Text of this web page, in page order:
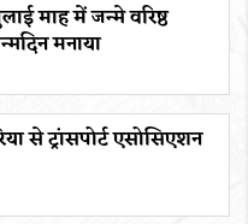
माह में जन्मे वरिष्ठ
मनाया
से ट्रांसपोर्ट एसोसिएशन